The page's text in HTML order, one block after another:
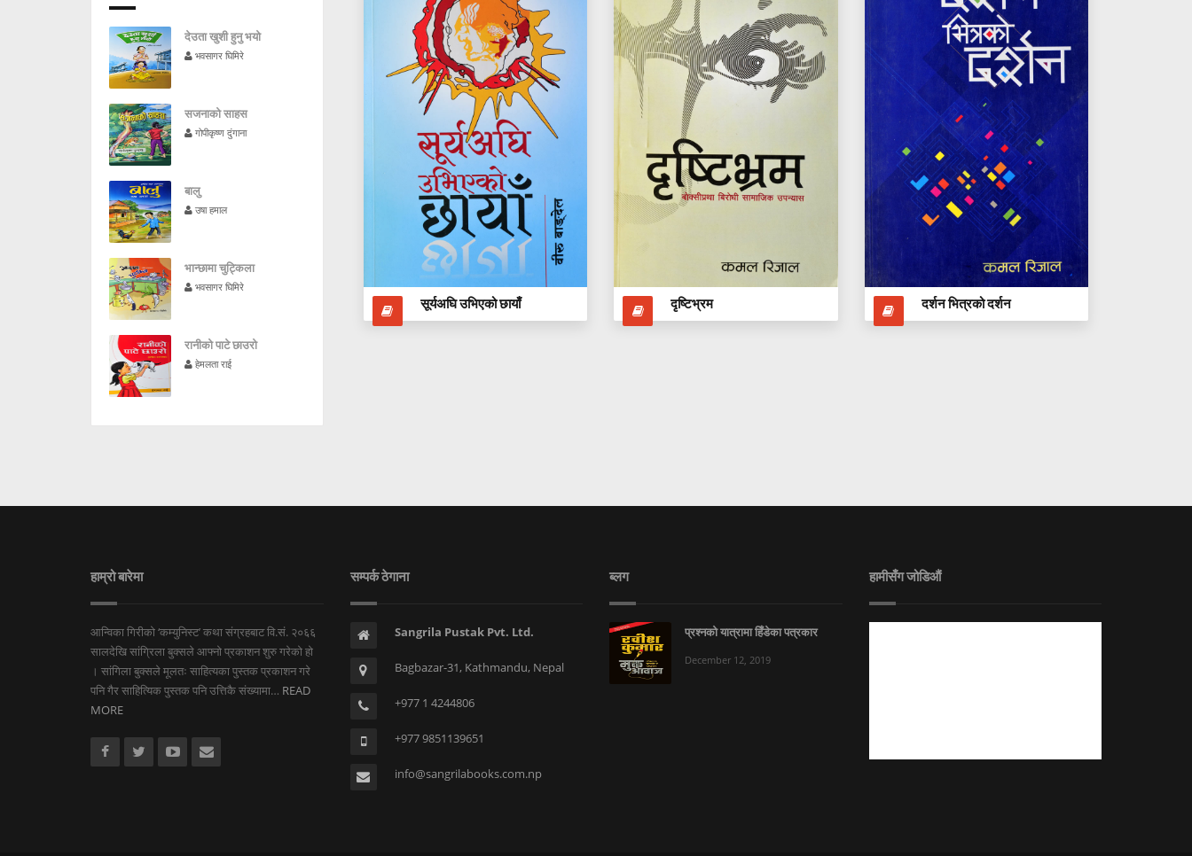
देउता खुशी हुनु भयो
भवसागर घिमिरे
सजनाको साहस
गोपीकृष्ण दुंगाना
बालु
उषा हमाल
भान्छामा चुट्किला
भवसागर घिमिरे
रानीको पाटे छाउरो
हेमलता राई
सूर्यअघि उभिएको छायाँ दृष्टिभ्रम दर्शन भित्रको दर्शन
हाम्रो बारेमा
आन्विका गिरीको ‘कम्युनिस्ट’ कथा संग्रहबाट वि.सं. २०६६
सालदेखि सांग्रिला बुक्सले आफ्नो प्रकाशन शुरु गरेको हो
। सांगिला बुक्सले मूलतः साहित्यका पुस्तक प्रकाशन गरे
पनि गैर साहित्यिक पुस्तक पनि उत्तिकै संख्यामा… READ
MORE
सम्पर्क ठेगाना
Sangrila Pustak Pvt. Ltd.
Bagbazar-31, Kathmandu, Nepal
+977 1 4244806
+977 9851139651
info@sangrilabooks.com.np
ब्लग
प्रश्नको यात्रामा हिँडेका पत्रकार
December 12, 2019
हामीसँग जोडिऔं